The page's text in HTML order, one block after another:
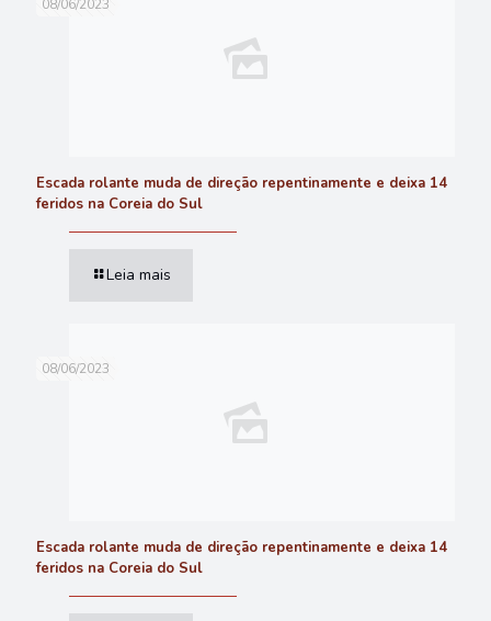
08/06/2023
Escada rolante muda de direção repentinamente e deixa 14
feridos na Coreia do Sul
Leia mais
08/06/2023
Escada rolante muda de direção repentinamente e deixa 14
feridos na Coreia do Sul